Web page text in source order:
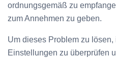
ordnungsgemäß zu
zum Annehmen zu geben.
Um dieses Problem zu
Einstellungen zu überprüfen